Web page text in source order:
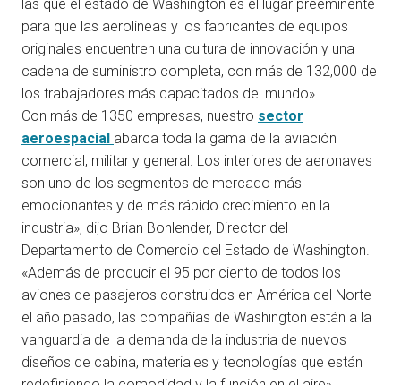
las que el estado de Washington es el lugar preeminente
para que las aerolíneas y los fabricantes de equipos
originales encuentren una cultura de innovación y una
cadena de suministro completa, con más de 132,000 de
los trabajadores más capacitados del mundo».
Con más de 1350 empresas, nuestro sector
aeroespacial abarca toda la gama de la aviación
comercial, militar y general. Los interiores de aeronaves
son uno de los segmentos de mercado más
emocionantes y de más rápido crecimiento en la
industria», dijo Brian Bonlender, Director del
Departamento de Comercio del Estado de Washington.
«Además de producir el 95 por ciento de todos los
aviones de pasajeros construidos en América del Norte
el año pasado, las compañías de Washington están a la
vanguardia de la demanda de la industria de nuevos
diseños de cabina, materiales y tecnologías que están